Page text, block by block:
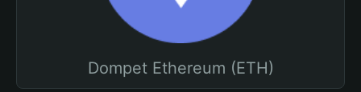
Dompet Ethereum (ETH)